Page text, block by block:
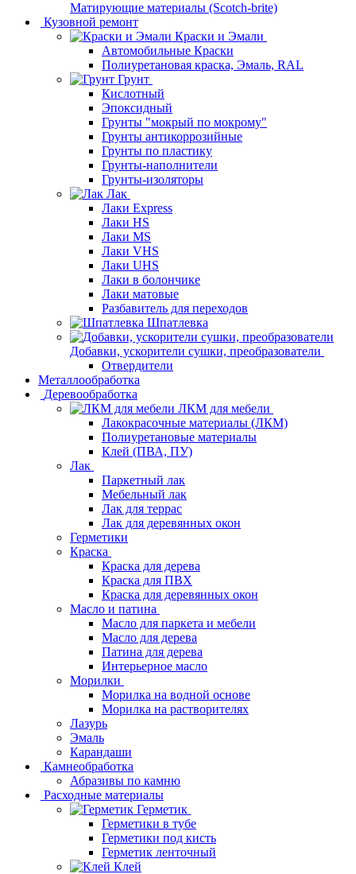
Матирующие материалы (Scotch-brite)
Кузовной ремонт
Краски и Эмали
Автомобильные Краски
Полиуретановая краска, Эмаль, RAL
Грунт
Кислотный
Эпоксидный
Грунты "мокрый по мокрому"
Грунты антикоррозийные
Грунты по пластику
Грунты-наполнители
Грунты-изоляторы
Лак
Лаки Express
Лаки HS
Лаки MS
Лаки VHS
Лаки UHS
Лаки в болончике
Лаки матовые
Разбавитель для переходов
Шпатлевка
Добавки, ускорители сушки, преобразователи
Отвердители
Металлообработка
Деревообработка
ЛКМ для мебели
Лакокрасочные материалы (ЛКМ)
Полиуретановые материалы
Клей (ПВА, ПУ)
Лак
Паркетный лак
Мебельный лак
Лак для террас
Лак для деревянных окон
Герметики
Краска
Краска для дерева
Краска для ПВХ
Краска для деревянных окон
Масло и патина
Масло для паркета и мебели
Масло для дерева
Патина для дерева
Интерьерное масло
Морилки
Морилка на водной основе
Морилка на растворителях
Лазурь
Эмаль
Карандаши
Камнеобработка
Абразивы по камню
Расходные материалы
Герметик
Герметики в тубе
Герметики под кисть
Герметик ленточный
Клей